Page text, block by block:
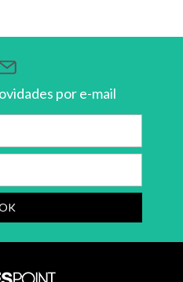
por e-mail